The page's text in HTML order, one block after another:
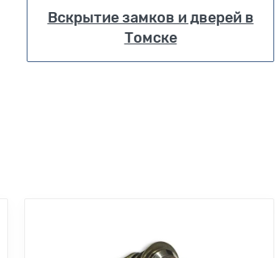
Вскрытие замков и дверей в
Томске